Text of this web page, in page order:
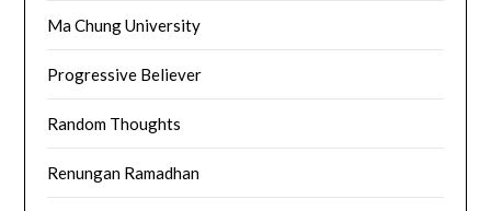
Ma Chung University
Progressive Believer
Random Thoughts
Renungan Ramadhan